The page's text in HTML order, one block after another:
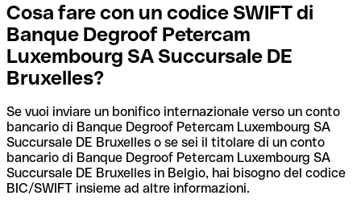
Cosa fare con un codice SWIFT di
Banque Degroof Petercam
Luxembourg SA Succursale DE
Bruxelles?
Se vuoi inviare un bonifico internazionale verso un conto
bancario di Banque Degroof Petercam Luxembourg SA
Succursale DE Bruxelles o se sei il titolare di un conto
bancario di Banque Degroof Petercam Luxembourg SA
Succursale DE Bruxelles in Belgio, hai bisogno del codice
BIC/SWIFT insieme ad altre informazioni.